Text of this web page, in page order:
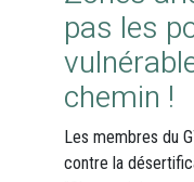
pas les
chemin !
Les membres du
contre la